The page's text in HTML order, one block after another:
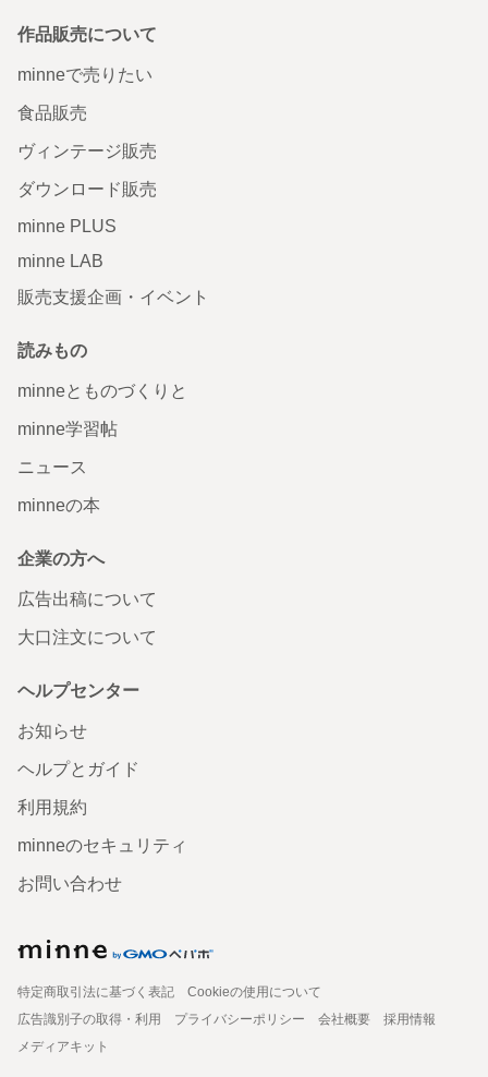
作品販売について
minneで売りたい
食品販売
ヴィンテージ販売
ダウンロード販売
minne PLUS
minne LAB
販売支援企画・イベント
読みもの
minneとものづくりと
minne学習帖
ニュース
minneの本
企業の方へ
広告出稿について
大口注文について
ヘルプセンター
お知らせ
ヘルプとガイド
利用規約
minneのセキュリティ
お問い合わせ
特定商取引法に基づく表記
Cookieの使用について
広告識別子の取得・利用
プライバシーポリシー 会社概要
採用情報
メディアキット